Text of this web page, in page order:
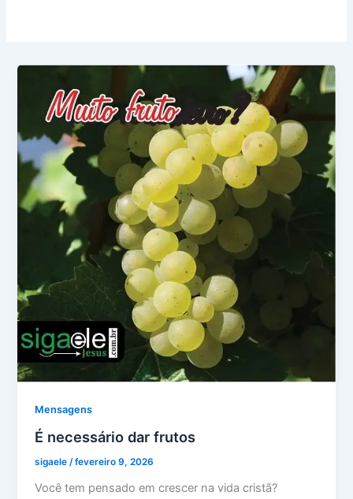
Mensagens
É necessário dar frutos
sigaele/fevereiro 9, 2026
Você tem pensado em crescer na vida cristã?